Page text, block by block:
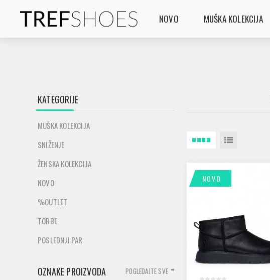
NOVO MUŠKA KOLEKCIJA
NOVO
KATEGORIJE
MUŠKA KOLEKCIJA
SNIŽENJE
ŽENSKA KOLEKCIJA
NOVO
%OUTLET
TORBE
POSLEDNJI PAR
OZNAKE PROIZVODA POGLEDAJTE SVE